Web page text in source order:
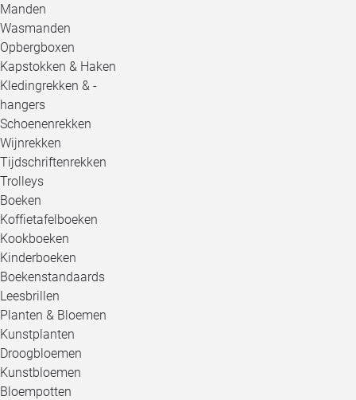
Manden
Wasmanden
Opbergboxen
Kapstokken & Haken
Kledingrekken & -
hangers
Schoenenrekken
Wijnrekken
Tijdschriftenrekken
Trolleys
Boeken
Koffietafelboeken
Kookboeken
Kinderboeken
Boekenstandaards
Leesbrillen
Planten & Bloemen
Kunstplanten
Droogbloemen
Kunstbloemen
Bloempotten